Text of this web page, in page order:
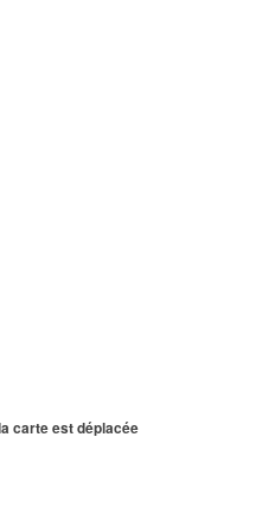
carte est déplacée